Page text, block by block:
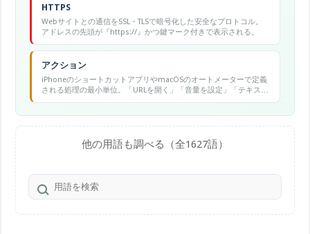
HTTPS
Webサイトとの通信をSSL・TLSで暗号化した安全なプロトコル。
アドレスの先頭が『https://』かつ鍵マーク付きで表示される。
アクション
iPhoneのショートカットアプリやmacOSのオートメーターで定義
される処理の最小単位。「URLを開く」「音量を設定」「テキスト
を翻訳」など具体的な操作一つひとつを指す
他の用語も調べる（全1627語）